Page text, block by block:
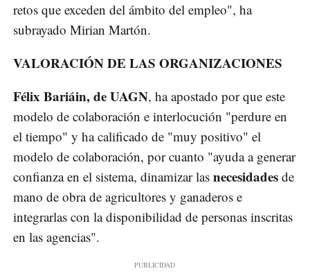
retos que exceden del ámbito del empleo", ha
subrayado Mirian Martón.
VALORACIÓN DE LAS ORGANIZACIONES
Félix Bariáin, de UAGN, ha apostado por que este
modelo de colaboración e interlocución "perdure en
el tiempo" y ha calificado de "muy positivo" el
modelo de colaboración, por cuanto "ayuda a generar
confianza en el sistema, dinamizar las necesidades de
mano de obra de agricultores y ganaderos e
integrarlas con la disponibilidad de personas inscritas
en las agencias".